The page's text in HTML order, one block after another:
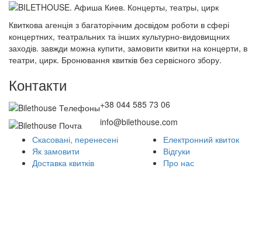
Квиткова агенція з багаторічним досвідом роботи в сфері
концертних, театральних та інших культурно-видовищних
заходів. завжди можна купити, замовити квитки на концерти, в
театри, цирк. Бронювання квитків без сервісного збору.
Контакти
+38 044 585 73 06
info@bilethouse.com
Скасовані, перенесені
Як замовити
Доставка квитків
Електронний квиток
Відгуки
Про нас